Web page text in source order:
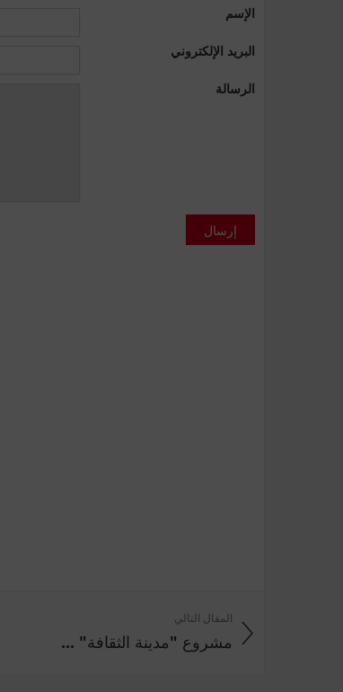
الإسم
البريد الإلكتروني
الرسالة
إرسال
المقال التالي
مشروع "مدينة الثقافة" ...